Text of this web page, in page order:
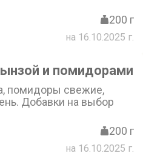
200 г
на 16.10.2025 г.
и помидорами
помидоры свежие,
Добавки на выбор
200 г
на 16.10.2025 г.